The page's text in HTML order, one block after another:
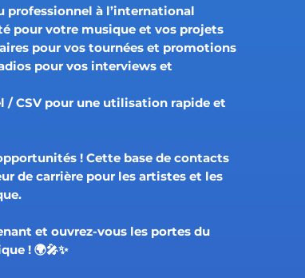
professionnel à l’international
pour votre musique et vos projets
pour vos tournées et promotions
pour vos interviews et
/ CSVpour une utilisation rapide et
! Cette base de contacts
de carrière pour les artistes et les
et ouvrez-vous les portes du
! 🌍🎤✨